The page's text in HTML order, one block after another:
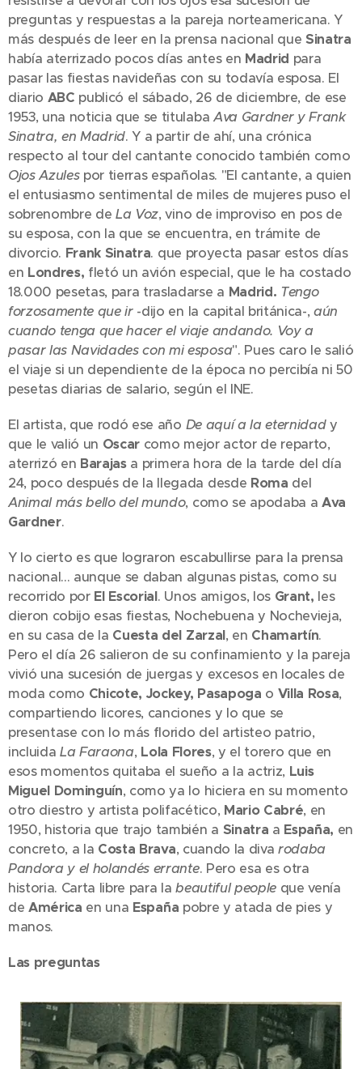
preguntas y respuestas a la pareja norteamericana. Y
más después de leer en la prensa nacional que Sinatra
había aterrizado pocos días antes en Madrid para
pasar las fiestas navideñas con su todavía esposa. El
diario ABC publicó el sábado, 26 de diciembre, de ese
1953, una noticia que se titulaba Ava Gardner y Frank
Sinatra, en Madrid. Y a partir de ahí, una crónica
respecto al tour del cantante conocido también como
Ojos Azulespor tierras españolas. "El cantante, a quien
el entusiasmo sentimental de miles de mujeres puso el
sobrenombre deLa Voz, vino de improviso en pos de
su esposa, con la que se encuentra, en trámite de
divorcio. Frank Sinatra. que proyecta pasar estos días
en Londres, fletó un avión especial, que le ha costado
18.000 pesetas, para trasladarse a Madrid. Tengo
forzosamente que ir-dijo en la capital británica-, aún
cuando tenga que hacer el viaje andando. Voy a
pasar las Navidades con mi esposa". Pues caro le salió
el viaje si un dependiente de la época no percibía ni 50
pesetas diarias de salario, según el INE.
El artista, que rodó ese año De aquí a la eternidady
que le valió un Oscar como mejor actor de reparto,
aterrizó en Barajasa primera hora de la tarde del día
24, poco después de la llegada desde Roma del
Animal más bello del mundo, como se apodaba a Ava
Gardner.
Y lo cierto es que lograron escabullirse para la prensa
nacional... aunque se daban algunas pistas, como su
recorrido por El Escorial. Unos amigos, los Grant, les
dieron cobijo esas fiestas, Nochebuena y Nochevieja,
en su casa de la Cuesta del Zarzal, en Chamartín.
Pero el día 26 salieron de su confinamiento y la pareja
vivió una sucesión de juergas y excesos en locales de
moda como Chicote, Jockey, Pasapoga o Villa Rosa,
compartiendo licores, canciones y lo que se
presentase con lo más florido del artisteo patrio,
incluidaLa Faraona, Lola Flores, y el torero que en
esos momentos quitaba el sueño a la actriz, Luis
Miguel Dominguín, como ya lo hiciera en su momento
otro diestro y artista polifacético, Mario Cabré, en
1950, historia que trajo también a Sinatra a España, en
concreto, a la Costa Brava, cuando la diva rodaba
Pandora y el holandés errante. Pero esa es otra
historia. Carta libre para labeautiful peopleque venía
deAmérica en una España pobre y atada de pies y
manos.
Las preguntas